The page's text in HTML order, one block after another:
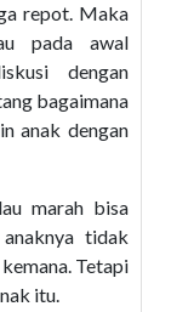
repot. Maka
pada awal
dengan
bagaimana
anak dengan
marah bisa
tidak
Tetapi
itu.